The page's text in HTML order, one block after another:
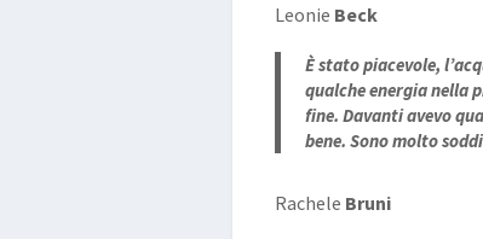
Leonie Beck
È stato piacevole,
qualche energia nella
fine. Davanti avevo
bene. Sono molto
Rachele Bruni